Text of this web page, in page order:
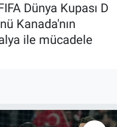
Dünya Kupası D
Kanada'nın
ile mücadele